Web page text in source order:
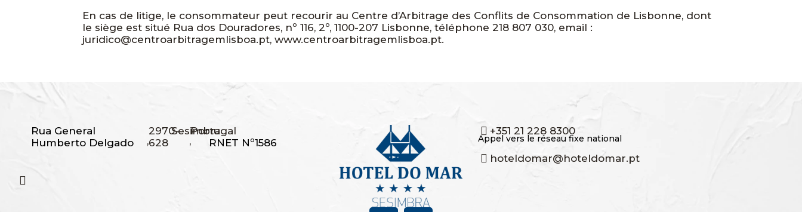
En cas de litige, le consommateur peut recourir au Centre d’Arbitrage des Conflits de Consommation de Lisbonne, dont
le siège est situé Rua dos Douradores, nº 116, 2º, 1100-207 Lisbonne, téléphone 218 807 030, email :
juridico@centroarbitragemlisboa.pt, www.centroarbitragemlisboa.pt.
Rua General
Humberto Delgado
,
2970-
628
Sesimbra
,
Portugal
RNET Nº1586
+351 21 228 8300
Appel vers le réseau fixe national
hoteldomar@hoteldomar.pt